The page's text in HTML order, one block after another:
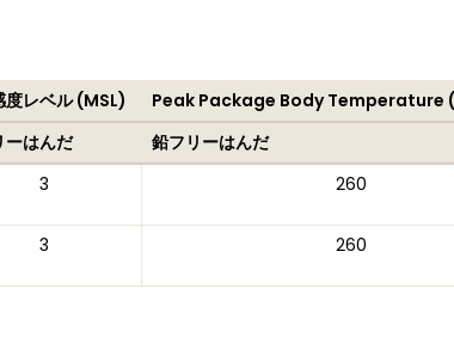
度レベル (MSL) Peak Package Body Temperature
ーはんだ
鉛フリーはんだ
3 260
3 260